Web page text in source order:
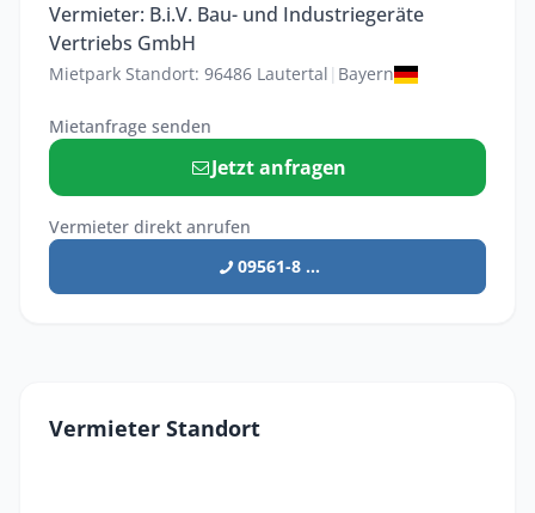
Vermieter: B.i.V. Bau- und Industriegeräte
Vertriebs GmbH
Mietpark Standort: 96486 Lautertal | Bayern
Mietanfrage senden
Jetzt anfragen
Vermieter direkt anrufen
09561-8 ...
Vermieter Standort